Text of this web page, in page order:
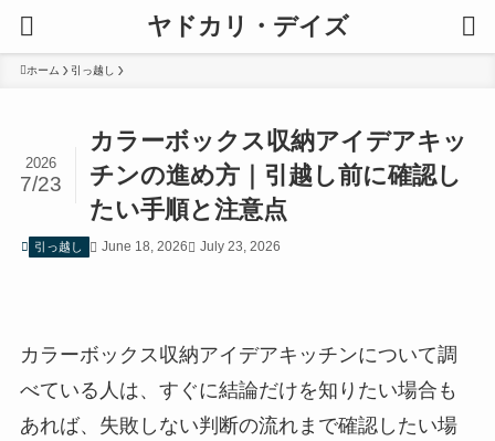
ヤドカリ・デイズ
ホーム 引っ越し
カラーボックス収納アイデアキッ
チンの進め方｜引越し前に確認し
たい手順と注意点
2026
7/23
引っ越し June 18, 2026 July 23, 2026
カラーボックス収納アイデアキッチンについて調
べている人は、すぐに結論だけを知りたい場合も
あれば、失敗しない判断の流れまで確認したい場